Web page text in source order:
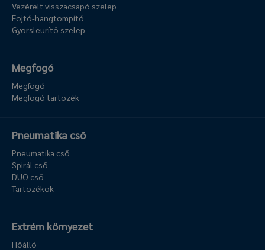
Vezérelt visszacsapó szelep
Fojtó-hangtompító
Gyorsleürítő szelep
Megfogó
Megfogó
Megfogó tartozék
Pneumatika cső
Pneumatika cső
Spirál cső
DUO cső
Tartozékok
Extrém környezet
Hőálló